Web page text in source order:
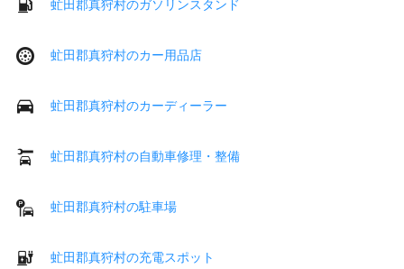
虻田郡真狩村のガソリンスタンド
虻田郡真狩村のカー用品店
虻田郡真狩村のカーディーラー
虻田郡真狩村の自動車修理・整備
虻田郡真狩村の駐車場
虻田郡真狩村の充電スポット